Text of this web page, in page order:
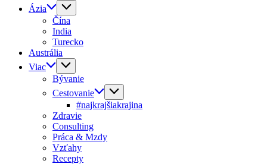
Ázia
Čína
India
Turecko
Austrália
Viac
Bývanie
Cestovanie
#najkrajšiakrajina
Zdravie
Consulting
Práca & Mzdy
Vzťahy
Recepty